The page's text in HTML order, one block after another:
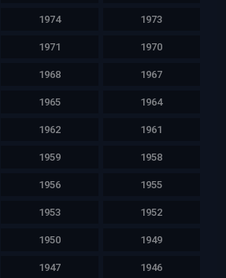
1974 1973
1971 1970
1968 1967
1965 1964
1962 1961
1959 1958
1956 1955
1953 1952
1950 1949
1947 1946